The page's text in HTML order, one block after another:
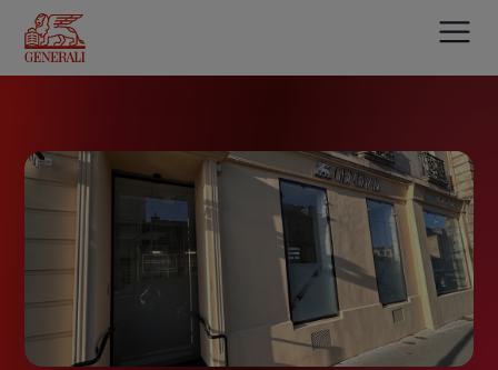
contenu
principal